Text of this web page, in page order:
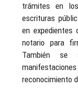
trámites en
escrituras
en expedientes
notario para
También
reconocimiento